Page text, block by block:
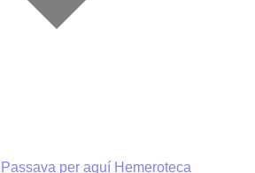
Passava per aquí Hemeroteca